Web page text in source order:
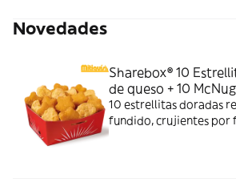
Novedades
Sharebox® 10
de queso + 10
10 estrellitas doradas
fundido, crujientes por